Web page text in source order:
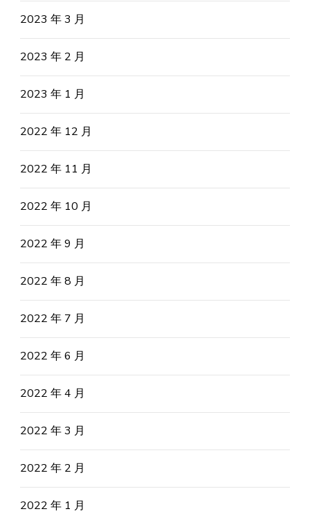
2023 年 3 月
2023 年 2 月
2023 年 1 月
2022 年 12 月
2022 年 11 月
2022 年 10 月
2022 年 9 月
2022 年 8 月
2022 年 7 月
2022 年 6 月
2022 年 4 月
2022 年 3 月
2022 年 2 月
2022 年 1 月